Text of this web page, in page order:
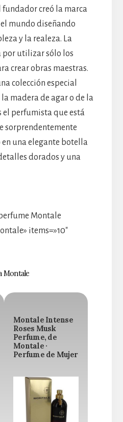
creó la marca
mundo diseñando
y la realeza. La
por utilizar sólo los
crear obras maestras.
colección especial
madera de agar o de la
el perfumista que está
sorprendentemente
en una elegante botella
dorados y una
Montale
items=»10″
Montale
Montale Intense
Roses Musk
Perfume, de
Montale ·
Perfume de Mujer